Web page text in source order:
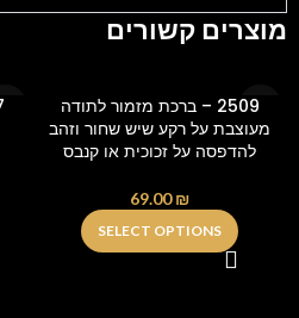
מוצרים קשורים
2509 – ברכת מזמור לתודה
מעוצבת על רקע שיש שחור וזהב
להדפסה על זכוכית או קנבס
69.00₪
SELECT OPTIONS